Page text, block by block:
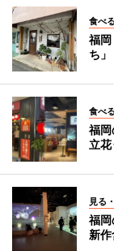
食べる
福
ち
食べる
福
立
見る
福
新